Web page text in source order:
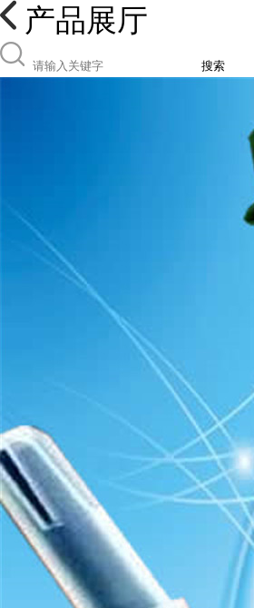
产品展厅
搜索